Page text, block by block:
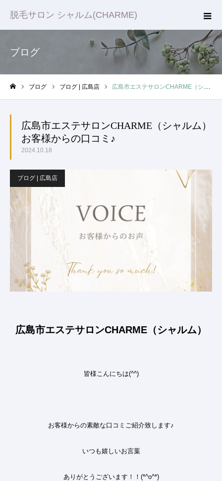
脱毛サロン シャルム(CHARME)
ブログ
ブログ ブログ | 広島店 広島市エステサロンCHARME（シャルム）お客様からの口コミ♪
広島市エステサロンCHARME（シャルム）
お客様からの口コミ♪
2024.10.18
ブログ | 広島店
広島市エステサロンCHARME（シャルム）
皆様こんにちは(^^)
お客様からの素敵な口コミ ご紹介致します♪
いつも嬉しいお言葉
ありがとうございます ！！(*^o^*)